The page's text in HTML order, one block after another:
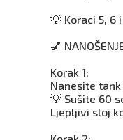
💡 Koraci 5, 6
💅
Korak 1:
Nanesite
💡 Sušite 60
Ljepljivi sloj